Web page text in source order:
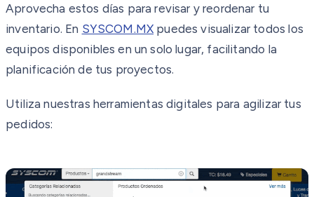
Aprovecha estos días para revisar y reordenar tu
inventario. En SYSCOM.MX puedes visualizar todos los
equipos disponibles en un solo lugar, facilitando la
planificación de tus proyectos.
Utiliza nuestras herramientas digitales para agilizar tus
pedidos: